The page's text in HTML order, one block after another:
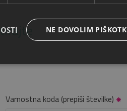
Varnostna koda (prepiši številke)
NE DOVOLIM